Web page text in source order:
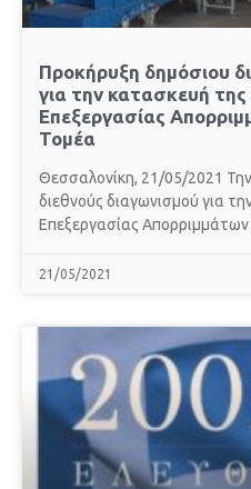
Προκήρυξη δημόσιου
για την κατασκευή
Επεξεργασίας
Τομέα
Θεσσαλονίκη, 21/05/2021
διεθνούς διαγωνισμού για
Επεξεργασίας
21/05/2021